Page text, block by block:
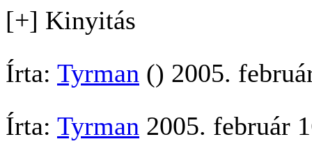
[+] Kinyitás
Írta: Tyrman () 2005.
Írta: Tyrman 2005. február